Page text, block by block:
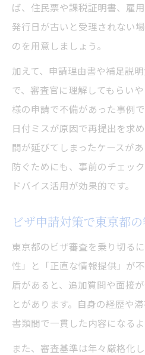
ば、住民票や課税証明書、雇
発行日が古いと受理されない
のを用意しましょう。
加えて、申請理由書や補足説
で、審査官に理解してもらい
様の申請で不備があった事例
日付ミスが原因で再提出を求
間が延びてしまったケースが
防ぐためにも、事前のチェッ
ドバイス活用が効果的です。
ビザ申請対策で東京都
東京都のビザ審査を乗り切る
性」と「正直な情報提供」が
盾があると、追加質問や面接
とがあります。自身の経歴や
書類間で一貫した内容になる
また、審査基準は年々厳格化